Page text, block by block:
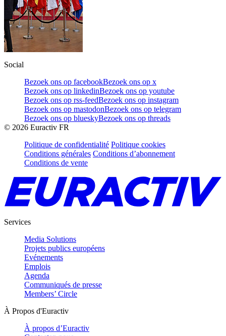
Social
Bezoek ons op facebookBezoek ons op x
Bezoek ons op linkedinBezoek ons op youtube
Bezoek ons op rss-feedBezoek ons op instagram
Bezoek ons op mastodonBezoek ons op telegram
Bezoek ons op blueskyBezoek ons op threads
© 2026 Euractiv FR
Politique de confidentialité Politique cookies
Conditions générales Conditions d’abonnement
Conditions de vente
Services
Media Solutions
Projets publics européens
Evénements
Emplois
Agenda
Communiqués de presse
Members’ Circle
À Propos d'Euractiv
À propos d’Euractiv